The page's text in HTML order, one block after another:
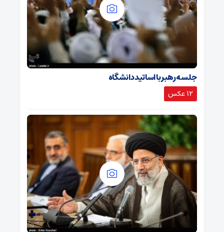
جلسه رهبر با اساتید دانشگاه
12 عکس